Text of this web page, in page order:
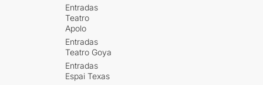
Entradas
Teatro
Apolo
Entradas
Teatro Goya
Entradas
Espai Texas